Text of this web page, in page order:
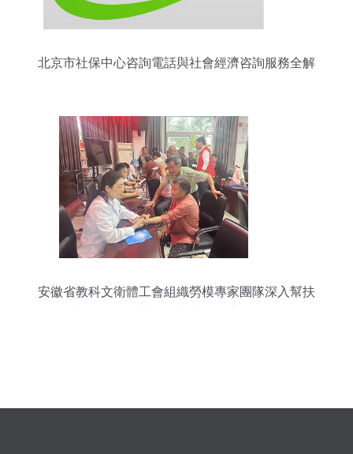
北京市社保中心咨詢電話與社會經濟咨詢服務全解
安徽省教科文衛體工會組織勞模專家團隊深入幫扶